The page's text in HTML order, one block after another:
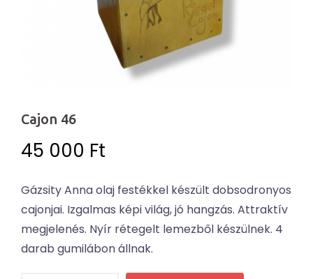
Cajon 46
45 000 Ft
Gázsity Anna olaj festékkel készült dobsodronyos
cajonjai. Izgalmas képi világ, jó hangzás. Attraktív
megjelenés. Nyír rétegelt lemezből készülnek. 4
darab gumilábon állnak.